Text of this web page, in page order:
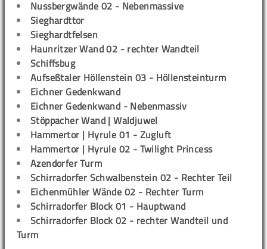
Nussbergwände 02 - Nebenmassive
Sieghardttor
Sieghardtfelsen
Haunritzer Wand 02 - rechter Wandteil
Schiffsbug
Aufseßtaler Höllenstein 03 - Höllensteinturm
Eichner Gedenkwand
Eichner Gedenkwand - Nebenmassiv
Stöppacher Wand | Waldjuwel
Hammertor | Hyrule 01 - Zugluft
Hammertor | Hyrule 02 - Twilight Princess
Azendorfer Turm
Schirradorfer Schwalbenstein 02 - Rechter Teil
Eichenmühler Wände 02 - Rechter Turm
Schirradorfer Block 01 - Hauptwand
Schirradorfer Block 02 - rechter Wandteil und
Turm